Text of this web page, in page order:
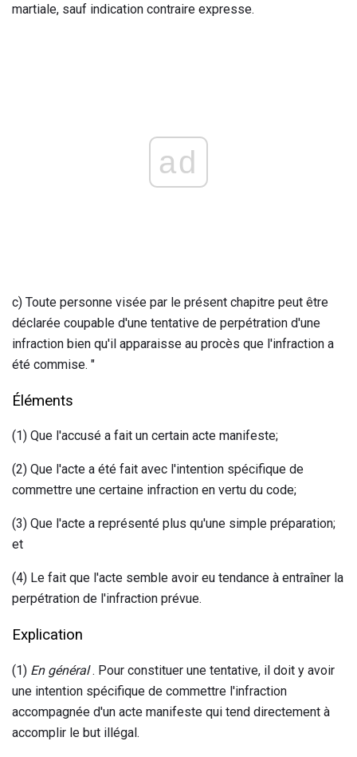
martiale, sauf indication contraire expresse.
ad
c) Toute personne visée par le présent chapitre peut être
déclarée coupable d'une tentative de perpétration d'une
infraction bien qu'il apparaisse au procès que l'infraction a
été commise. "
Éléments
(1) Que l'accusé a fait un certain acte manifeste;
(2) Que l'acte a été fait avec l'intention spécifique de
commettre une certaine infraction en vertu du code;
(3) Que l'acte a représenté plus qu'une simple préparation;
et
(4) Le fait que l'acte semble avoir eu tendance à entraîner la
perpétration de l'infraction prévue.
Explication
(1) En général. Pour constituer une tentative, il doit y avoir
une intention spécifique de commettre l'infraction
accompagnée d'un acte manifeste qui tend directement à
accomplir le but illégal.